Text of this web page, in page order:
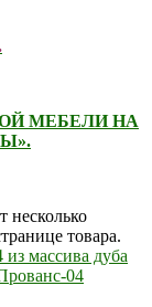
МЕБЕЛИ НА
несколько
товара.